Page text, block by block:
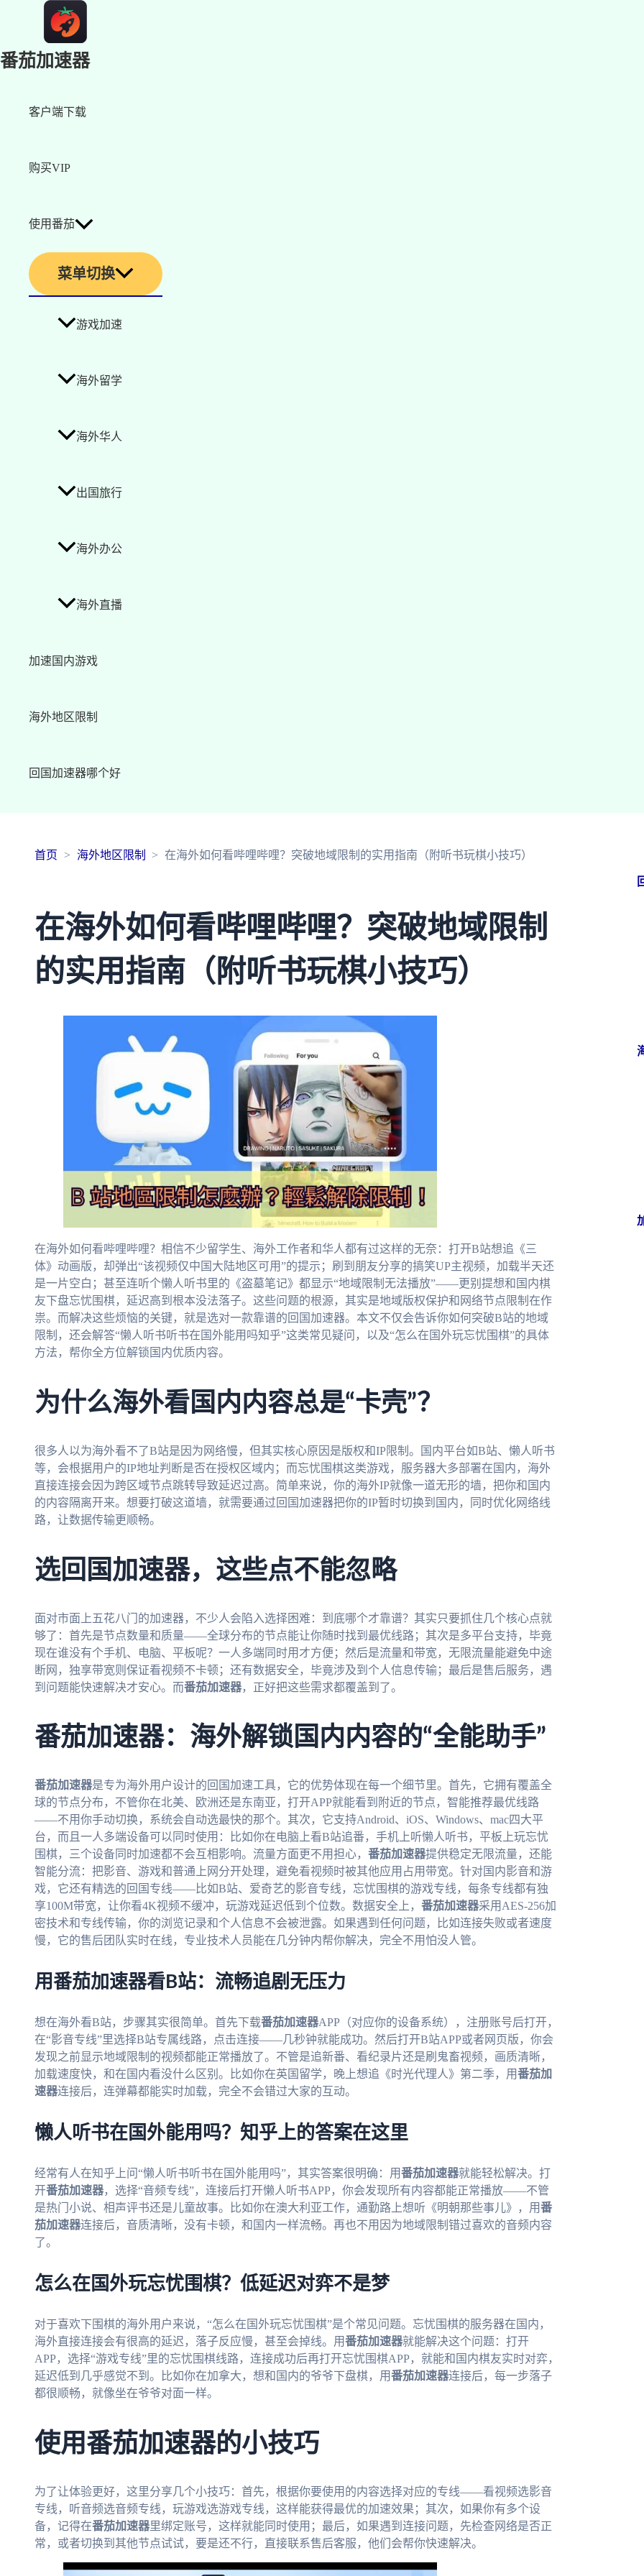
番茄加速器
客户端下载
购买VIP
使用番茄
菜单切换
游戏加速
海外留学
海外华人
出国旅行
海外办公
海外直播
加速国内游戏
海外地区限制
回国加速器哪个好
首页 海外地区限制 在海外如何看哔哩哔哩？突破地域限制的实用指南（附听书玩棋小技巧）
在海外如何看哔哩哔哩？突破地域限制
的实用指南（附听书玩棋小技巧）
在海外如何看哔哩哔哩？相信不少留学生、海外工作者和华人都有过这样的无奈：打开B站想追《三
体》动画版，却弹出“该视频仅中国大陆地区可用”的提示；刷到朋友分享的搞笑UP主视频，加载半天还
是一片空白；甚至连听个懒人听书里的《盗墓笔记》都显示“地域限制无法播放”——更别提想和国内棋
友下盘忘忧围棋，延迟高到根本没法落子。这些问题的根源，其实是地域版权保护和网络节点限制在作
祟。而解决这些烦恼的关键，就是选对一款靠谱的回国加速器。本文不仅会告诉你如何突破B站的地域
限制，还会解答“懒人听书听书在国外能用吗知乎”这类常见疑问，以及“怎么在国外玩忘忧围棋”的具体
方法，帮你全方位解锁国内优质内容。
为什么海外看国内内容总是“卡壳”？
很多人以为海外看不了B站是因为网络慢，但其实核心原因是版权和IP限制。国内平台如B站、懒人听书
等，会根据用户的IP地址判断是否在授权区域内；而忘忧围棋这类游戏，服务器大多部署在国内，海外
直接连接会因为跨区域节点跳转导致延迟过高。简单来说，你的海外IP就像一道无形的墙，把你和国内
的内容隔离开来。想要打破这道墙，就需要通过回国加速器把你的IP暂时切换到国内，同时优化网络线
路，让数据传输更顺畅。
选回国加速器，这些点不能忽略
面对市面上五花八门的加速器，不少人会陷入选择困难：到底哪个才靠谱？其实只要抓住几个核心点就
够了：首先是节点数量和质量——全球分布的节点能让你随时找到最优线路；其次是多平台支持，毕竟
现在谁没有个手机、电脑、平板呢？一人多端同时用才方便；然后是流量和带宽，无限流量能避免中途
断网，独享带宽则保证看视频不卡顿；还有数据安全，毕竟涉及到个人信息传输；最后是售后服务，遇
到问题能快速解决才安心。而番茄加速器，正好把这些需求都覆盖到了。
番茄加速器：海外解锁国内内容的“全能助手”
番茄加速器是专为海外用户设计的回国加速工具，它的优势体现在每一个细节里。首先，它拥有覆盖全
球的节点分布，不管你在北美、欧洲还是东南亚，打开APP就能看到附近的节点，智能推荐最优线路
——不用你手动切换，系统会自动选最快的那个。其次，它支持Android、iOS、Windows、mac四大平
台，而且一人多端设备可以同时使用：比如你在电脑上看B站追番，手机上听懒人听书，平板上玩忘忧
围棋，三个设备同时加速都不会互相影响。流量方面更不用担心， 番茄加速器提供稳定无限流量，还能
智能分流：把影音、游戏和普通上网分开处理，避免看视频时被其他应用占用带宽。针对国内影音和游
戏，它还有精选的回国专线——比如B站、爱奇艺的影音专线，忘忧围棋的游戏专线，每条专线都有独
享100M带宽，让你看4K视频不缓冲，玩游戏延迟低到个位数。数据安全上， 番茄加速器采用AES-256加
密技术和专线传输，你的浏览记录和个人信息不会被泄露。如果遇到任何问题，比如连接失败或者速度
慢，它的售后团队实时在线，专业技术人员能在几分钟内帮你解决，完全不用怕没人管。
用番茄加速器看B站：流畅追剧无压力
想在海外看B站，步骤其实很简单。首先下载番茄加速器APP（对应你的设备系统），注册账号后打开，
在“影音专线”里选择B站专属线路，点击连接——几秒钟就能成功。然后打开B站APP或者网页版，你会
发现之前显示地域限制的视频都能正常播放了。不管是追新番、看纪录片还是刷鬼畜视频，画质清晰，
加载速度快，和在国内看没什么区别。比如你在英国留学，晚上想追《时光代理人》第二季，用番茄加
速器连接后，连弹幕都能实时加载，完全不会错过大家的互动。
懒人听书在国外能用吗？知乎上的答案在这里
经常有人在知乎上问“懒人听书听书在国外能用吗”，其实答案很明确：用番茄加速器就能轻松解决。打
开番茄加速器，选择“音频专线”，连接后打开懒人听书APP，你会发现所有内容都能正常播放——不管
是热门小说、相声评书还是儿童故事。比如你在澳大利亚工作，通勤路上想听《明朝那些事儿》，用番
茄加速器连接后，音质清晰，没有卡顿，和国内一样流畅。再也不用因为地域限制错过喜欢的音频内容
了。
怎么在国外玩忘忧围棋？低延迟对弈不是梦
对于喜欢下围棋的海外用户来说，“怎么在国外玩忘忧围棋”是个常见问题。忘忧围棋的服务器在国内，
海外直接连接会有很高的延迟，落子反应慢，甚至会掉线。用番茄加速器就能解决这个问题：打开
APP，选择“游戏专线”里的忘忧围棋线路，连接成功后再打开忘忧围棋APP，就能和国内棋友实时对弈，
延迟低到几乎感觉不到。比如你在加拿大，想和国内的爷爷下盘棋，用番茄加速器连接后，每一步落子
都很顺畅，就像坐在爷爷对面一样。
使用番茄加速器的小技巧
为了让体验更好，这里分享几个小技巧：首先，根据你要使用的内容选择对应的专线——看视频选影音
专线，听音频选音频专线，玩游戏选游戏专线，这样能获得最优的加速效果；其次，如果你有多个设
备，记得在番茄加速器里绑定账号，这样就能同时使用；最后，如果遇到连接问题，先检查网络是否正
常，或者切换到其他节点试试，要是还不行，直接联系售后客服，他们会帮你快速解决。